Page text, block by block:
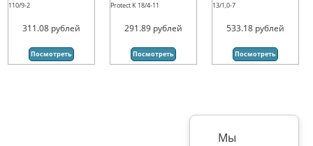
110/9-2
311.08 рублей
Посмотреть
Protect K 18/4-11
291.89 рублей
Посмотреть
13/1,0-7
533.18 рублей
Посмотреть
Мы